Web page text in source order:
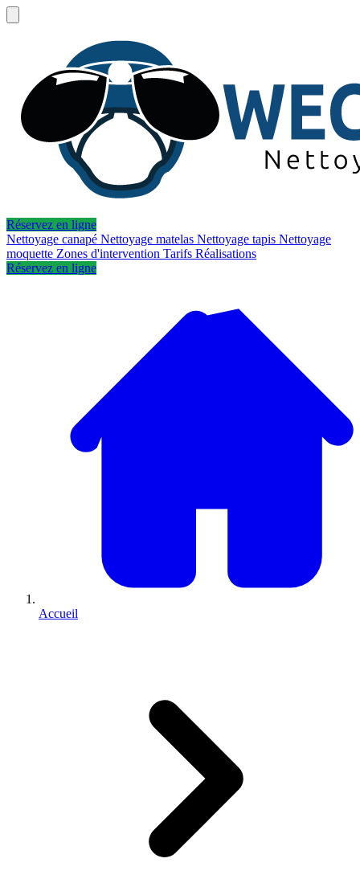
Réservez en ligne
Nettoyage canapé Nettoyage matelas Nettoyage tapis Nettoyage
moquette Zones d'intervention Tarifs Réalisations
Réservez en ligne
Accueil